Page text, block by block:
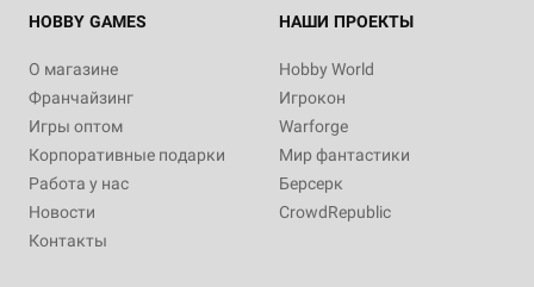
HOBBY GAMES
О магазине
Франчайзинг
Игры оптом
Корпоративные подарки
Работа у нас
Новости
Контакты
НАШИ ПРОЕКТЫ
Hobby World
Игрокон
Warforge
Мир фантастики
Берсерк
CrowdRepublic